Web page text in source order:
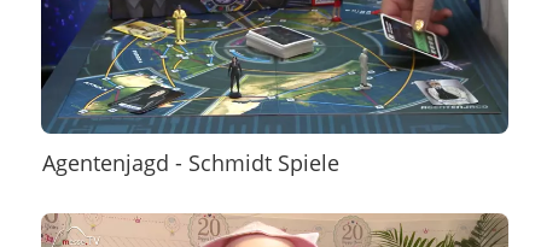
Agentenjagd - Schmidt Spiele